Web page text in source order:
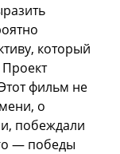
который
фильм не
о
побеждали
— победы